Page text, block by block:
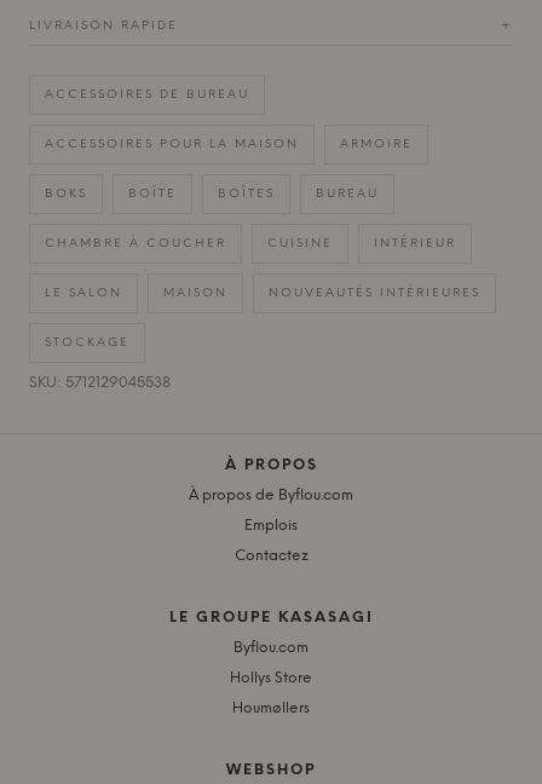
LIVRAISON RAPIDE +
ACCESSOIRES DE BUREAU
ACCESSOIRES POUR LA MAISON ARMOIRE
BOKS BOÎTE BOÎTES BUREAU
CHAMBRE À COUCHER CUISINE INTÉRIEUR
LE SALON MAISON NOUVEAUTÉS INTÉRIEURES
STOCKAGE
SKU: 5712129045538
À PROPOS
À propos de Byflou.com
Emplois
Contactez
LE GROUPE KASASAGI
Byflou.com
Hollys Store
Houmøllers
WEBSHOP